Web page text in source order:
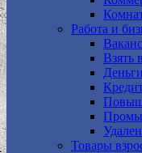
Работа и
Взять
Товары